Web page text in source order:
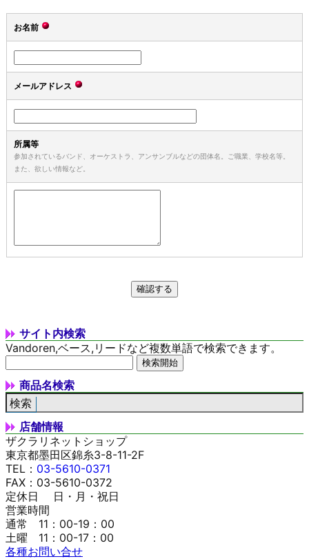
お名前
メールアドレス
所属等
参加されているバンド、オーケストラ、アンサンブルなどの団体名。ご職業、学校名等。
また、欲しい情報など。
サイト内検索
Vandoren,ベース,リードなど複数単語で検索できます。
商品名検索
店舗情報
ザクラリネットショップ
東京都墨田区錦糸3-8-11-2F
TEL： 03-5610-0371
FAX：03-5610-0372
定休日 日・月・祝日
営業時間
通常 11：00-19：00
土曜 11：00-17：00
各種お問い合せ